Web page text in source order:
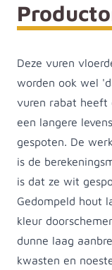
Deze vuren
worden ook wel
vuren rabat heeft
een langere
gespoten. De
is de
is dat ze wit
Gedompeld hout
kleur
dunne laag
kwasten en